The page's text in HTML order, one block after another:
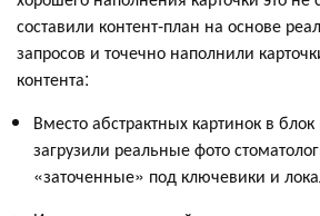
составили контент-план на основе
запросов и точечно наполнили
контента:
Вместо абстрактных картинок в
загрузили реальные фото
«заточенные» под ключевики и